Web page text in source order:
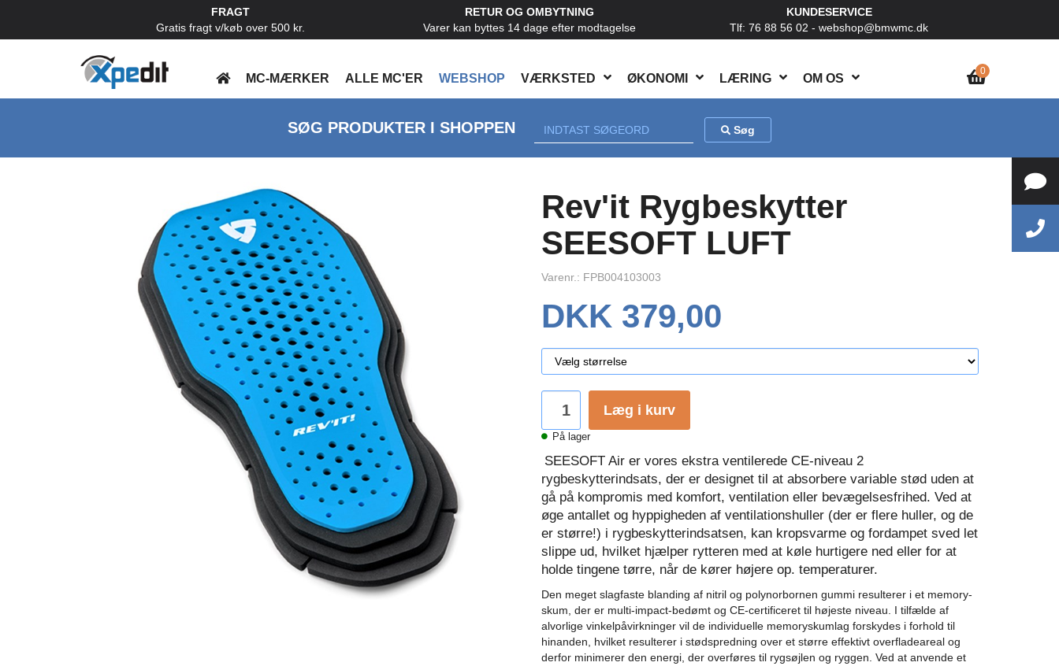
MC-MÆRKER ALLE MC'ER WEBSHOP VÆRKSTED ØKONOMI LÆRING OM OS
0
FRAGT
Gratis fragt v/køb over 500 kr.
RETUR OG OMBYTNING
Varer kan byttes 14 dage efter modtagelse
KUNDESERVICE
Tlf: 76 88 56 02 - webshop@bmwmc.dk
SØG PRODUKTER I SHOPPEN Søg
Rev'it Rygbeskytter
SEESOFT LUFT
Varenr.: FPB004103003
DKK 379,00
Læg i kurv
På lager
SEESOFT Air er vores ekstra ventilerede CE-niveau 2
rygbeskytterindsats, der er designet til at absorbere variable stød uden at
gå på kompromis med komfort, ventilation eller bevægelsesfrihed. Ved at
øge antallet og hyppigheden af ​​ventilationshuller (der er flere huller, og de
er større!) i rygbeskytterindsatsen, kan kropsvarme og fordampet sved let
slippe ud, hvilket hjælper rytteren med at køle hurtigere ned eller for at
holde tingene tørre, når de kører højere op. temperaturer.
Den meget slagfaste blanding af nitril og polynorbornen gummi resulterer i et memory-
skum, der er multi-impact-bedømt og CE-certificeret til højeste niveau. I tilfælde af
alvorlige vinkelpåvirkninger vil de individuelle memoryskumlag forskydes i forhold til
hinanden, hvilket resulterer i stødspredning over et større effektivt overfladeareal og
derfor minimerer den energi, der overføres til rygsøjlen og ryggen. Ved at anvende et